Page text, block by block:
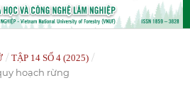
/ TẬP 14 SỐ 4 (2025) /
hoạch rừng